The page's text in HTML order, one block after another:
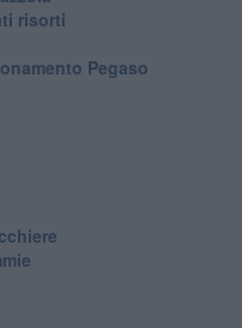
risorti
Pegaso